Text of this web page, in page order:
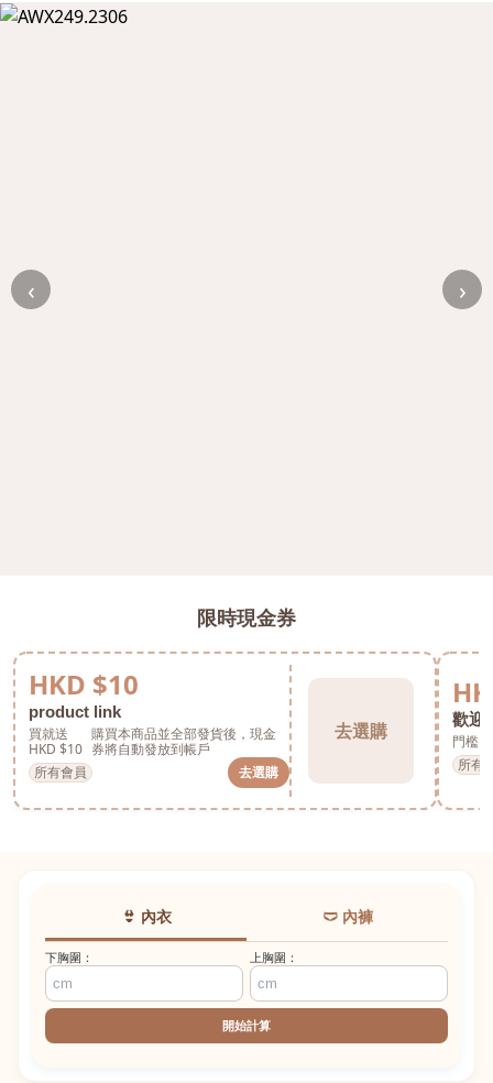
‹ ›
限時現金券
HKD $10
product link
買就送
HKD $10
購買本商品並全部發貨後，現金
券將自動發放到帳戶
所有會員
去選購
去選購
歡迎
門檻
所有
👙 內衣 🩲 內褲
下胸圍： 上胸圍：
開始計算